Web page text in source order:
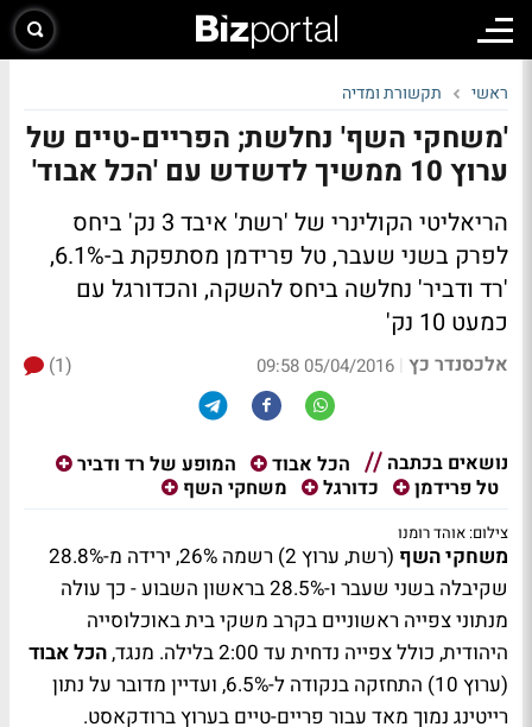
ראשי תקשורת ומדיה
'משחקי השף' נחלשת; הפריים-טיים של
ערוץ 10 ממשיך לדשדש עם 'הכל אבוד'
הריאליטי הקולינרי של 'רשת' איבד 3 נק' ביחס
לפרק בשני שעבר, טל פרידמן מסתפקת ב-6.1%,
'רד ודביר' נחלשה ביחס להשקה, והכדורגל עם
כמעט 10 נק'
אלכסנדר כץ |
05/04/2016 09:58
(1)
נושאים בכתבה הכל אבוד
המופע של רד ודביר
טל פרידמן
כדורגל משחקי השף
צילום: אוהד רומנו
משחקי השף
(רשת, ערוץ 2) רשמה 26%, ירידה מ-28.8%
שקיבלה בשני שעבר ו-28.5% בראשון השבוע - כך עולה
מנתוני צפייה ראשוניים בקרב משקי בית באוכלוסייה
היהודית, כולל צפייה נדחית עד 2:00 בלילה. מנגד,
הכל אבוד
(ערוץ 10) התחזקה בנקודה ל-6.5%, ועדיין מדובר על נתון
רייטינג נמוך מאד עבור פריים-טיים בערוץ ברודקאסט.